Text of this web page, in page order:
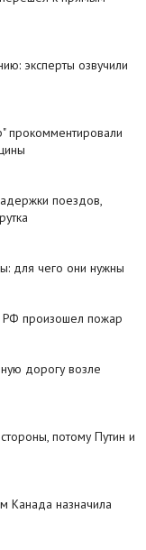
эксперты озвучили
прокомментировали
поездов,
для чего они нужны
РФ произошел пожар
дорогу возле
потому Путин и
Канада назначила